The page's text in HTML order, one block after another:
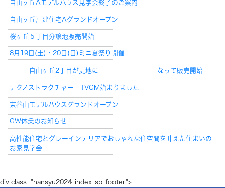
自由ヶ丘Aモデルハウス見学会終了のご案内
自由ヶ丘戸建住宅Aグランドオープン
桜ヶ丘５丁目分譲地販売開始
8月19日(土)・20日(日)ミニ夏祭り開催
自由ヶ丘2丁目が更地に なって販売開始
テクノストラクチャー TVCM始まりました
東谷山モデルハウスグランドオープン
GW休業のお知らせ
高性能住宅とグレーインテリアでおしゃれな住空間を叶えた住まいの
お家見学会
div class="nansyu2024_index_sp_footer">